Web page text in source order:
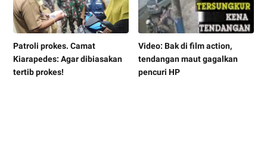
Patroli prokes. Camat
Kiarapedes: Agar dibiasakan
tertib prokes!
Video: Bak di film action,
tendangan maut gagalkan
pencuri HP